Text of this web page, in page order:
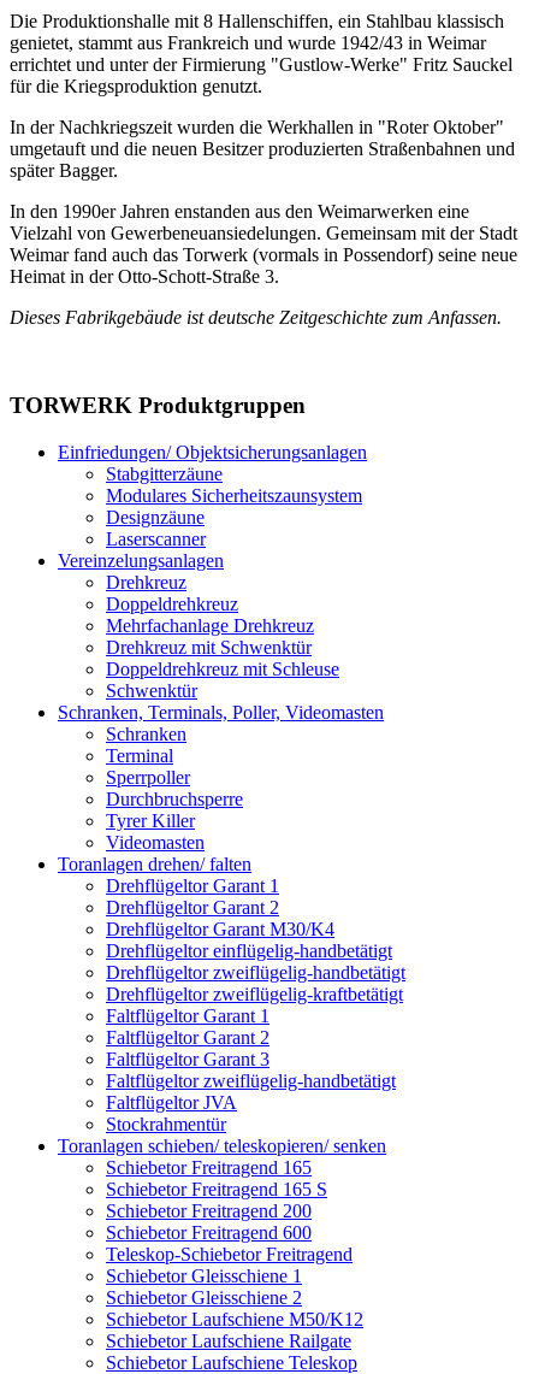
Die Produktionshalle mit 8 Hallenschiffen, ein Stahlbau klassisch
genietet, stammt aus Frankreich und wurde 1942/43 in Weimar
errichtet und unter der Firmierung "Gustlow-Werke" Fritz Sauckel
für die Kriegsproduktion genutzt.
In der Nachkriegszeit wurden die Werkhallen in "Roter Oktober"
umgetauft und die neuen Besitzer produzierten Straßenbahnen und
später Bagger.
In den 1990er Jahren enstanden aus den Weimarwerken eine
Vielzahl von Gewerbeneuansiedelungen. Gemeinsam mit der Stadt
Weimar fand auch das Torwerk (vormals in Possendorf) seine neue
Heimat in der Otto-Schott-Straße 3.
Dieses Fabrikgebäude ist deutsche Zeitgeschichte zum Anfassen.
TORWERK Produktgruppen
Einfriedungen/ Objektsicherungsanlagen
Stabgitterzäune
Modulares Sicherheitszaunsystem
Designzäune
Laserscanner
Vereinzelungsanlagen
Drehkreuz
Doppeldrehkreuz
Mehrfachanlage Drehkreuz
Drehkreuz mit Schwenktür
Doppeldrehkreuz mit Schleuse
Schwenktür
Schranken, Terminals, Poller, Videomasten
Schranken
Terminal
Sperrpoller
Durchbruchsperre
Tyrer Killer
Videomasten
Toranlagen drehen/ falten
Drehflügeltor Garant 1
Drehflügeltor Garant 2
Drehflügeltor Garant M30/K4
Drehflügeltor einflügelig-handbetätigt
Drehflügeltor zweiflügelig-handbetätigt
Drehflügeltor zweiflügelig-kraftbetätigt
Faltflügeltor Garant 1
Faltflügeltor Garant 2
Faltflügeltor Garant 3
Faltflügeltor zweiflügelig-handbetätigt
Faltflügeltor JVA
Stockrahmentür
Toranlagen schieben/ teleskopieren/ senken
Schiebetor Freitragend 165
Schiebetor Freitragend 165 S
Schiebetor Freitragend 200
Schiebetor Freitragend 600
Teleskop-Schiebetor Freitragend
Schiebetor Gleisschiene 1
Schiebetor Gleisschiene 2
Schiebetor Laufschiene M50/K12
Schiebetor Laufschiene Railgate
Schiebetor Laufschiene Teleskop